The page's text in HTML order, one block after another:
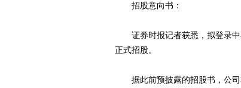
招股意向书：
证券时报记者获悉，拟登录中
正式招股。
据此前预披露的招股书，公司